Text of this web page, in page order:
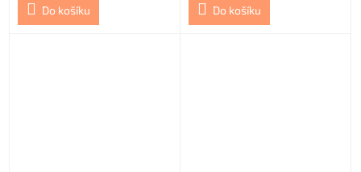
Do košíku
Do košíku